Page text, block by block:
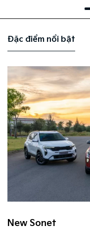
Đặc điểm nổi bật
New Sonet